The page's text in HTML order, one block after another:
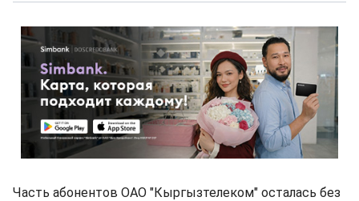
Часть абонентов ОАО "Кыргызтелеком" осталась без